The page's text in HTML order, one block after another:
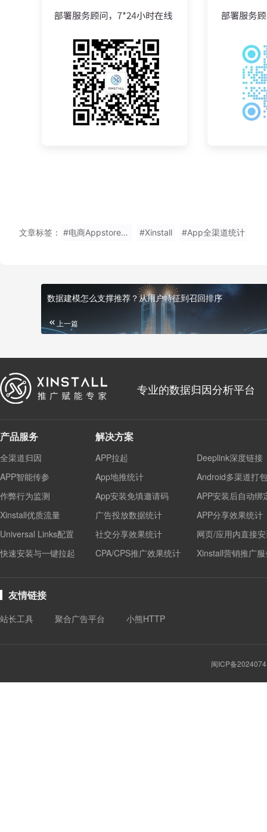
文章标签： #电商Appstore安装量查看 #Xinstall #App全渠道统计
数据建模怎么支撑推荐？从用户特征到召回排序
上一篇
专业的数据归因分析平台
产品服务
全渠道归因
APP智能传参
作弊行为监测
Xinstall优质流量
Universal Links配置
快速安装与一键拉起
解决方案
APP拉起
Deeplink深度链接
App地推统计
Android多渠道打包
App安装免填邀请码
APP安装后自动绑
广告投放数据统计
APP分享效果统计
社交分享效果统计
网页/应用内直接
CPA/CPS推广效果统计
Xinstall营销推广
友情链接
站长工具 聚合广告平台 小熊HTTP
闽ICP备